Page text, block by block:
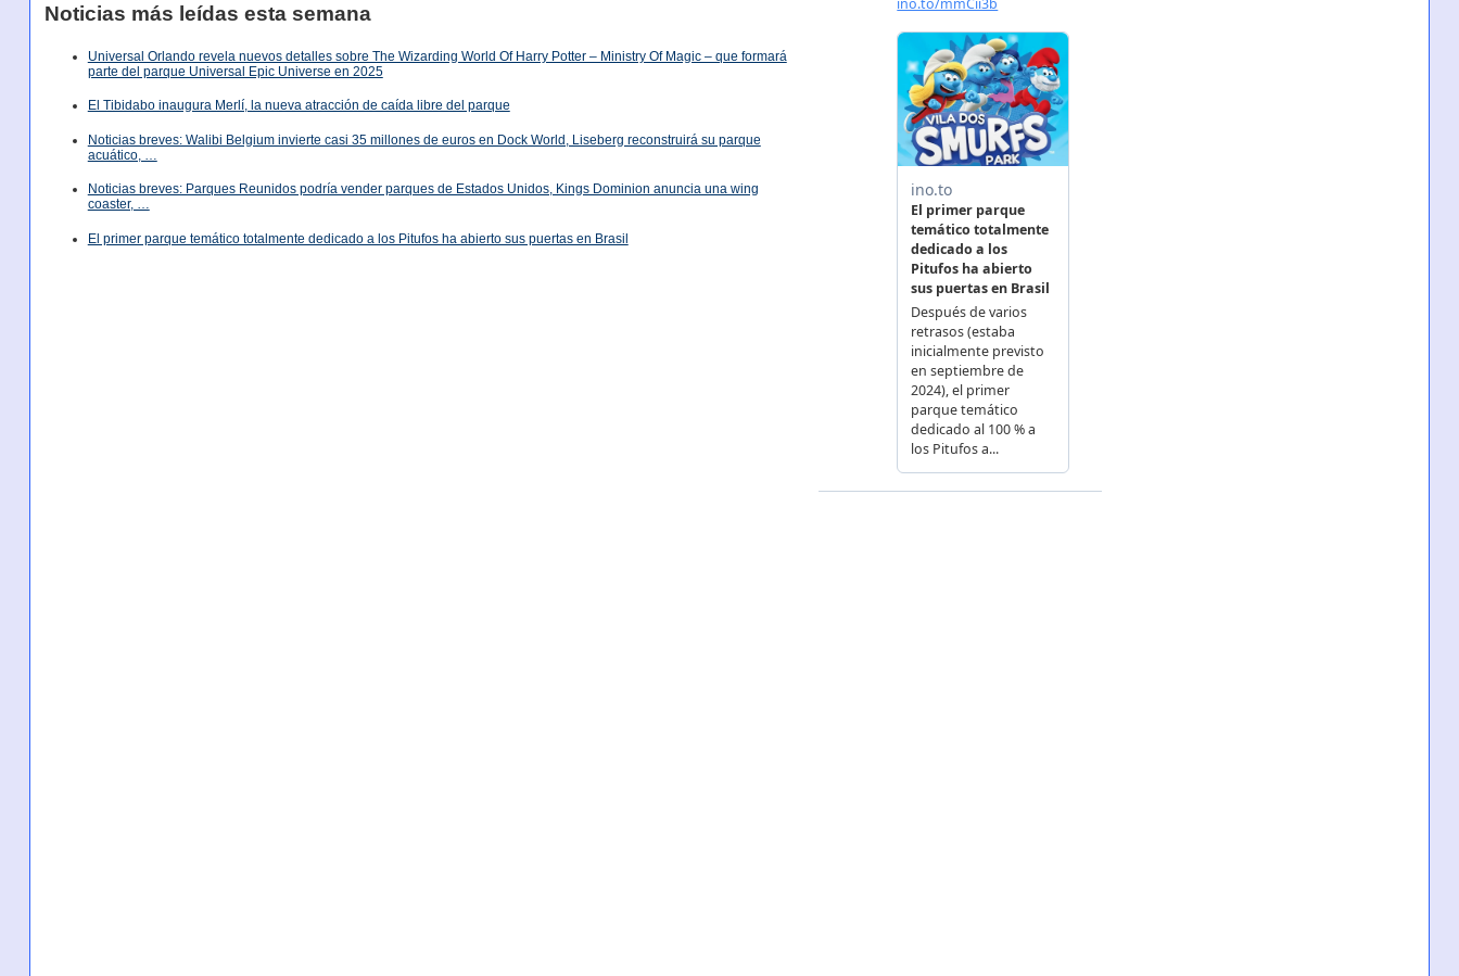
Noticias más leídas esta semana
Universal Orlando revela nuevos detalles sobre The Wizarding World Of Harry Potter – Ministry Of Magic – que formará
parte del parque Universal Epic Universe en 2025
El Tibidabo inaugura Merlí, la nueva atracción de caída libre del parque
Noticias breves: Walibi Belgium invierte casi 35 millones de euros en Dock World, Liseberg reconstruirá su parque
acuático, …
Noticias breves: Parques Reunidos podría vender parques de Estados Unidos, Kings Dominion anuncia una wing
coaster, …
El primer parque temático totalmente dedicado a los Pitufos ha abierto sus puertas en Brasil